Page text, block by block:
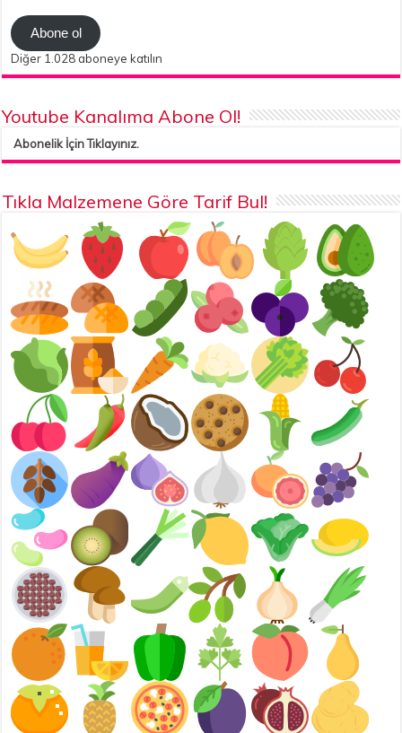
Abone ol
Diğer 1.028 aboneye katılın
Youtube Kanalıma Abone Ol!
Abonelik İçin Tıklayınız.
Tıkla Malzemene Göre Tarif Bul!